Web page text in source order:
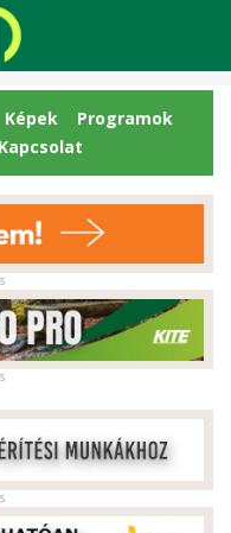
Képek
Programok
Kapcsolat